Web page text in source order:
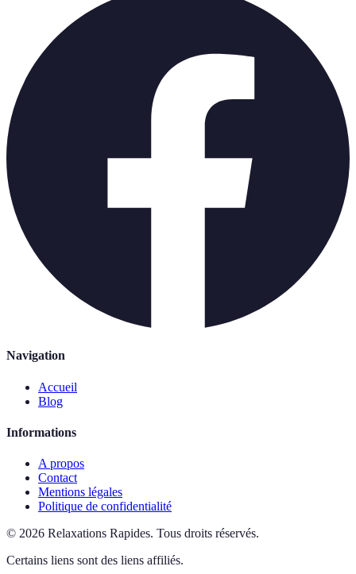
Navigation
Accueil
Blog
Informations
A propos
Contact
Mentions légales
Politique de confidentialité
© 2026 Relaxations Rapides. Tous droits réservés.
Certains liens sont des liens affiliés.